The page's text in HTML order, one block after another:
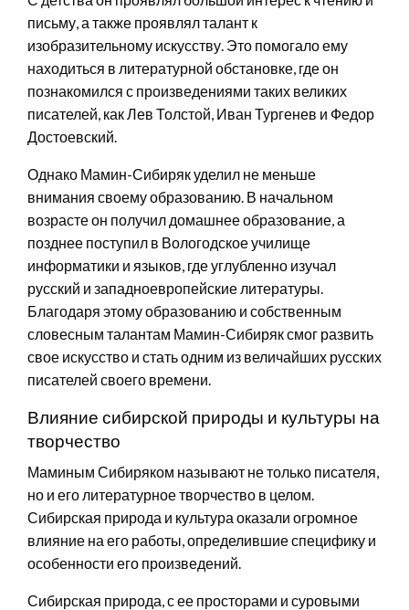
письму, а также проявлял талант к
изобразительному искусству. Это помогало ему
находиться в литературной обстановке, где он
познакомился с произведениями таких великих
писателей, как Лев Толстой, Иван Тургенев и Федор
Достоевский.
Однако Мамин-Сибиряк уделил не меньше
внимания своему образованию. В начальном
возрасте он получил домашнее образование, а
позднее поступил в Вологодское училище
информатики и языков, где углубленно изучал
русский и западноевропейские литературы.
Благодаря этому образованию и собственным
словесным талантам Мамин-Сибиряк смог развить
свое искусство и стать одним из величайших русских
писателей своего времени.
Влияние сибирской природы и культуры на
творчество
Маминым Сибиряком называют не только писателя,
но и его литературное творчество в целом.
Сибирская природа и культура оказали огромное
влияние на его работы, определившие специфику и
особенности его произведений.
Сибирская природа, с ее просторами и суровыми